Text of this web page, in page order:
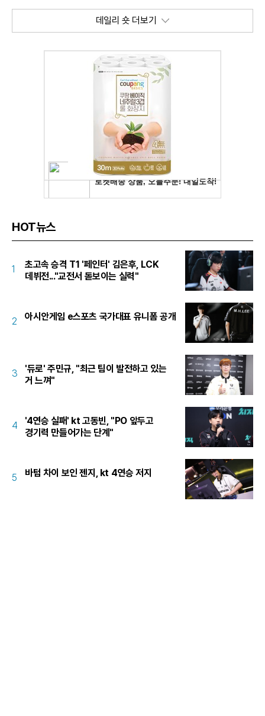
데일리 숏 더보기
HOT뉴스
1
초고속 승격 T1 '페인터' 김은후, LCK
데뷔전..."교전서 돋보이는 실력"
2 아시안게임 e스포츠 국가대표 유니폼 공개
3
'듀로' 주민규, "최근 팀이 발전하고 있는
거 느껴"
4
'4연승 실패' kt 고동빈, "PO 앞두고
경기력 만들어가는 단계"
5 바텀 차이 보인 젠지, kt 4연승 저지